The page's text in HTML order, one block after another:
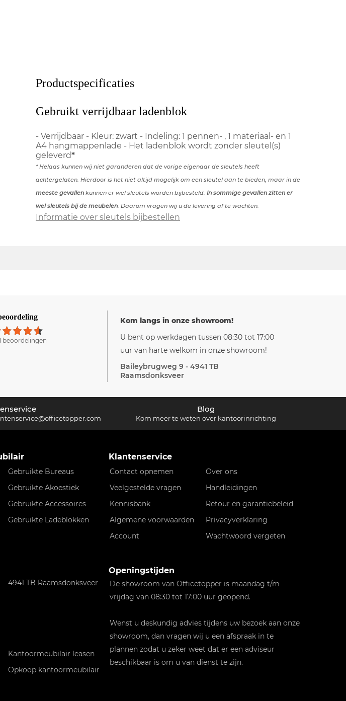
Productspecificaties
Gebruikt verrijdbaar ladenblok
- Verrijdbaar - Kleur: zwart - Indeling: 1 pennen- , 1 materiaal- en 1
A4 hangmappenlade - Het ladenblok wordt zonder sleutel(s)
geleverd*
* Helaas kunnen wij niet garanderen dat de vorige eigenaar de sleutels heeft
achtergelaten. Hierdoor is het niet altijd mogelijk om een sleutel aan te bieden, maar in de
meeste gevallen kunnen er wel sleutels worden bijbesteld. In sommige gevallen zitten er
wel sleutels bij de meubelen. Daarom vragen wij u de levering af te wachten.
Informatie over sleutels bijbestellen
1
beoordelingen
Kom langs in onze showroom!
U bent op werkdagen tussen 08:30 tot 17:00
uur van harte welkom in onze showroom!
Baileybrugweg 9 - 4941 TB
Raamsdonksveer
Blog
Kom meer te weten over kantoorinrichting
Gebruikte Bureaus
Gebruikte Akoestiek
Gebruikte Accessoires
Gebruikte Ladeblokken
4941 TB Raamsdonksveer
Kantoormeubilair leasen
Opkoop kantoormeubilair
Klantenservice
Contact opnemen
Over ons
Veelgestelde vragen
Handleidingen
Kennisbank
Retour en garantiebeleid
Algemene voorwaarden
Privacyverklaring
Account
Wachtwoord vergeten
Openingstijden
De showroom van Officetopper is maandag t/m
vrijdag van 08:30 tot 17:00 uur geopend.
Wenst u deskundig advies tijdens uw bezoek aan onze
showroom, dan vragen wij u een afspraak in te
plannen zodat u zeker weet dat er een adviseur
beschikbaar is om u van dienst te zijn.